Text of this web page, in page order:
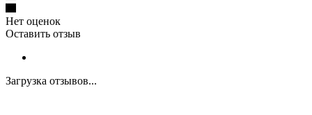
Нет оценок
Оставить отзыв
Загрузка отзывов...